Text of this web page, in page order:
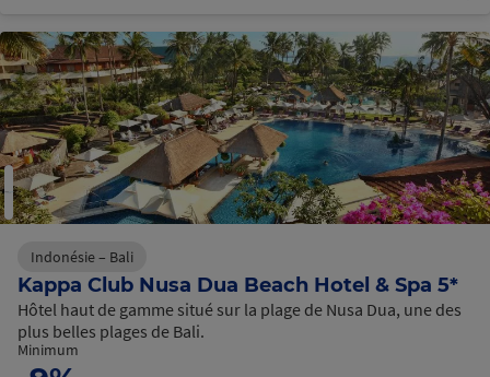
Indonésie – Bali
Kappa Club Nusa Dua Beach Hotel & Spa 5*
Hôtel haut de gamme situé sur la plage de Nusa Dua, une des
plus belles plages de Bali.
Minimum